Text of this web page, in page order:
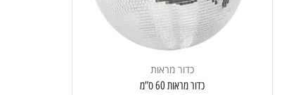
כדור מראות
כדור מראות 60 ס”מ